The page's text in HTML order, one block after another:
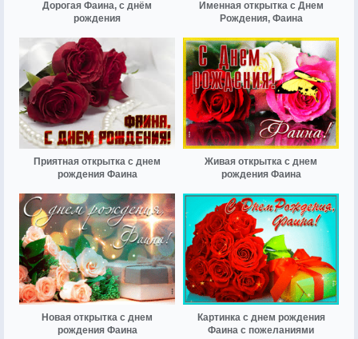
Дорогая Фаина, с днём
рождения
Именная открытка с Днем
Рождения, Фаина
Приятная открытка с днем
рождения Фаина
Живая открытка с днем
рождения Фаина
Новая открытка с днем
рождения Фаина
Картинка с днем рождения
Фаина с пожеланиями